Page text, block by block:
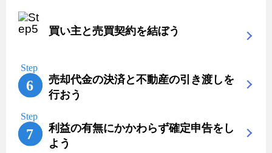
買い主と売買契約を結ぼう
売却代金の決済と不動産の引き渡しを
行おう
利益の有無にかかわらず確定申告をし
よう